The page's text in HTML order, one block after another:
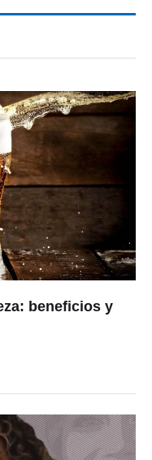
beneficios y